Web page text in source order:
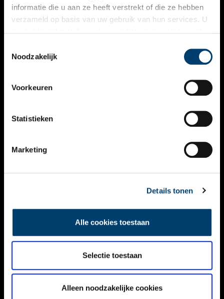
informatie die u aan ze heeft verstrekt of die ze hebben
verzameld op basis van uw gebruik van hun services. U
Noodzakelijk
Voorkeuren
Statistieken
Marketing
Details tonen
Alle cookies toestaan
Selectie toestaan
Alleen noodzakelijke cookies
KALENDER
ACTIVITEITEN
NIEUWSBRIEF
DISCLAIMER
TOEGANKELIJKHEID
Volg ONH op social media